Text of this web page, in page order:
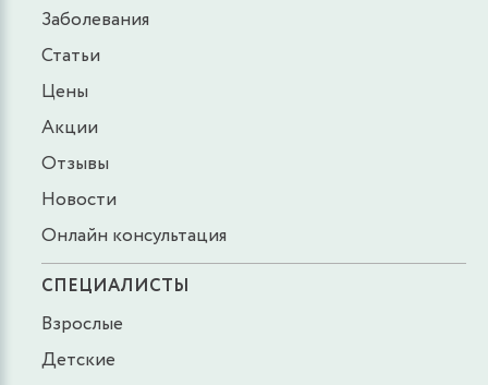
Заболевания
Статьи
Цены
Акции
Отзывы
Новости
Онлайн консультация
СПЕЦИАЛИСТЫ
Взрослые
Детские